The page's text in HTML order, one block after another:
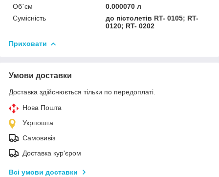
Об`єм
0.000070 л
Сумісність
до пістолетів RT- 0105; RT-
0120; RT- 0202
Приховати
Умови доставки
Доставка здійснюється тільки по передоплаті.
Нова Пошта
Укрпошта
Самовивіз
Доставка кур'єром
Всі умови доставки